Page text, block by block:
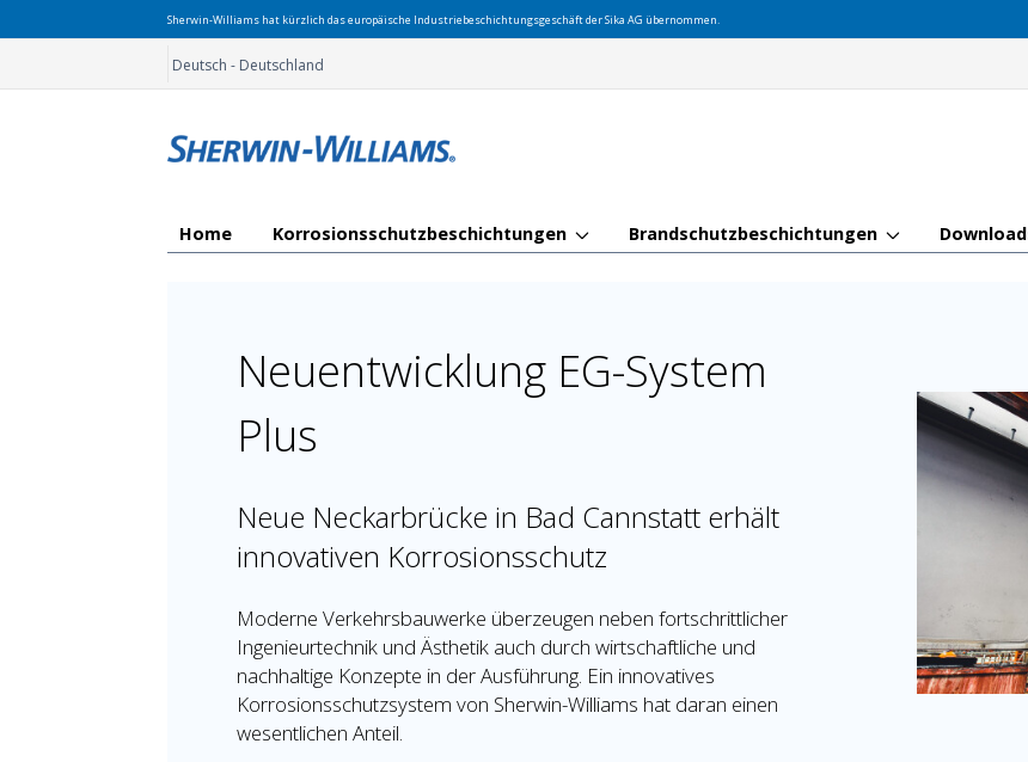
Sherwin-Williams hat kürzlich das europäische Industriebeschichtungsgeschäft der Sika AG übernommen.
Deutsch - Deutschland
Home Korrosionsschutzbeschichtungen Brandschutzbeschichtungen
Neuentwicklung EG-System
Plus
Neue Neckarbrücke in Bad Cannstatt erhält
innovativen Korrosionsschutz
Moderne Verkehrsbauwerke überzeugen neben fortschrittlicher
Ingenieurtechnik und Ästhetik auch durch wirtschaftliche und
nachhaltige Konzepte in der Ausführung. Ein innovatives
Korrosionsschutzsystem von Sherwin-Williams hat daran einen
wesentlichen Anteil.